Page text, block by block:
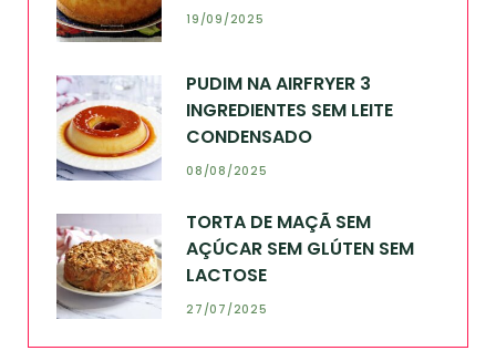
19/09/2025
PUDIM NA AIRFRYER 3
INGREDIENTES SEM LEITE
CONDENSADO
08/08/2025
TORTA DE MAÇÃ SEM
AÇÚCAR SEM GLÚTEN SEM
LACTOSE
27/07/2025